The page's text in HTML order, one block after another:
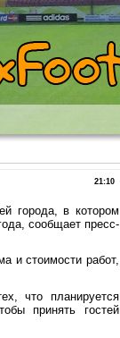
21:10
города, в котором
сообщает пресс-
и стоимости работ,
что планируется
принять гостей